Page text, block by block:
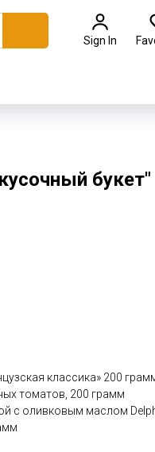
Sign In
букет"
классика» 200
томатов, 200 грамм
с оливковым маслом